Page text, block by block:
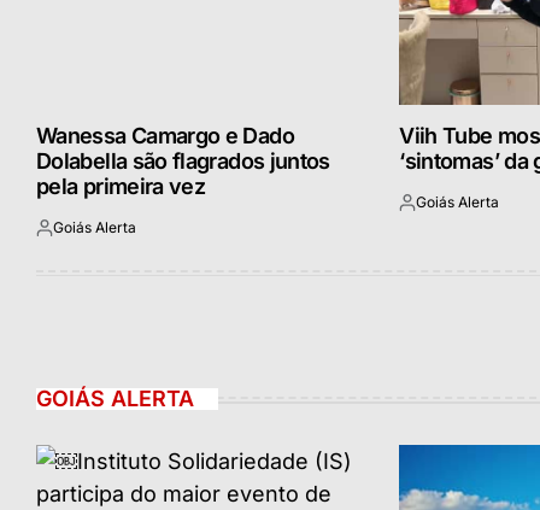
Wanessa Camargo e Dado
Dolabella são flagrados juntos
pela primeira vez
Postado
Goiás Alerta
Viih Tube
‘sintomas’
Postado
Goiás Alerta
GOIÁS ALERTA